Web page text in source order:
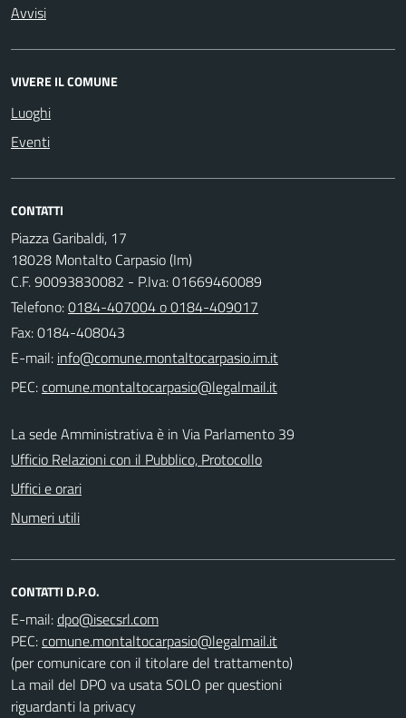
Avvisi
VIVERE IL COMUNE
Luoghi
Eventi
CONTATTI
Piazza Garibaldi, 17
18028 Montalto Carpasio (Im)
C.F. 90093830082 - P.Iva: 01669460089
Telefono:0184-407004 o 0184-409017
Fax: 0184-408043
E-mail:
PEC:
La sede Amministrativa è in Via Parlamento 39
Ufficio Relazioni con il Pubblico, Protocollo
Uffici e orari
Numeri utili
CONTATTI D.P.O.
E-mail:
PEC:
(per comunicare con il titolare del trattamento)
La mail del DPO va usata SOLO per questioni
riguardanti la privacy